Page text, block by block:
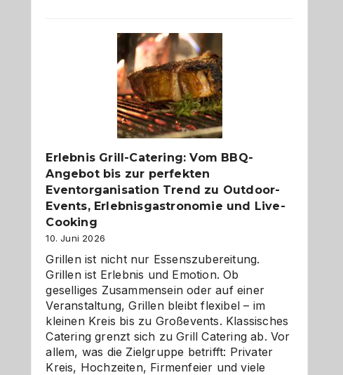
–
die
Gelegenheit,
neue
Reiseziele
zu
entdecken
Erlebnis Grill-Catering: Vom BBQ-
Angebot bis zur perfekten
Eventorganisation Trend zu Outdoor-
Events, Erlebnisgastronomie und Live-
Cooking
10. Juni 2026
Grillen ist nicht nur Essenszubereitung.
Grillen ist Erlebnis und Emotion. Ob
geselliges Zusammensein oder auf einer
Veranstaltung, Grillen bleibt flexibel – im
kleinen Kreis bis zu Großevents. Klassisches
Catering grenzt sich zu Grill Catering ab. Vor
allem, was die Zielgruppe betrifft: Privater
Kreis, Hochzeiten, Firmenfeier und viele